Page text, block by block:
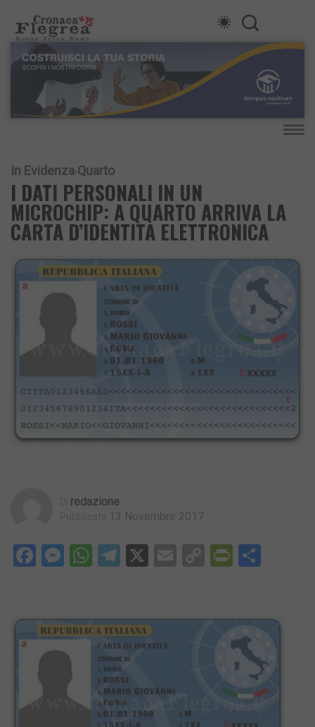
In Evidenza Quarto
I DATI PERSONALI IN UN
MICROCHIP: A QUARTO ARRIVA LA
CARTA D’IDENTITÀ ELETTRONICA
Redazione
13 Novembre 2017
Facebook
Messenger
WhatsApp
Telegram
X EmailCopy